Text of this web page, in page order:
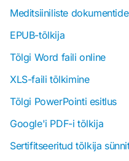
Meditsiiniliste
EPUB-tõlkija
Tõlgi Word faili online
XLS-faili tõlkimine
Tõlgi PowerPointi esitlus
Google'i PDF-i tõlkija
Sertifitseeritud tõlkija